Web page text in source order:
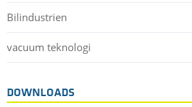
Bilindustrien
vacuum teknologi
DOWNLOADS